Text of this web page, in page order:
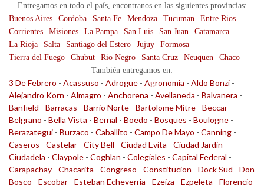
Entregamos en todo el país, encontranos en las siguientes provincias:
Buenos Aires
Cordoba Santa Fe Mendoza Tucuman
Entre Rios
Corrientes
Misiones La Pampa San Luis San Juan
Catamarca
La Rioja
Salta Santiago del Estero Jujuy
Formosa
Tierra del Fuego
Chubut Rio Negro Santa Cruz Neuquen
Chaco
También entregamos en:
3 De Febrero - Acassuso - Adrogue - Agronomia - Aldo Bonzi -
Alejandro Korn - Almagro - Anchorena - Avellaneda - Balvanera -
Banfield - Barracas - Barrio Norte - Bartolome Mitre - Beccar -
Belgrano - Bella Vista - Bernal - Boedo - Bosques - Boulogne -
Berazategui - Burzaco - Caballito - Campo De Mayo - Canning -
Caseros - Castelar - City Bell - Ciudad Evita - Ciudad Jardin -
Ciudadela - Claypole - Coghlan - Colegiales - Capital Federal -
Carapachay - Chacarita - Congreso - Constitucion - Dock Sud - Don
Bosco - Escobar - Esteban Echeverria - Ezeiza - Ezpeleta - Florencio